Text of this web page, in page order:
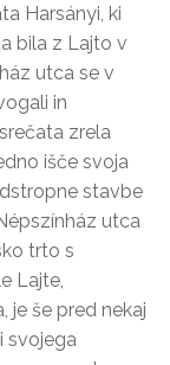
Harsányi, ki
bila z Lajto v
utca se v
in
zrela
išče svoja
stavbe
utca
trto s
Lajte,
je še pred nekaj
svojega